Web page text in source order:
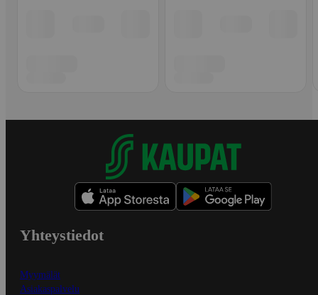
Yhteystiedot
Myymälät
Asiakaspalvelu